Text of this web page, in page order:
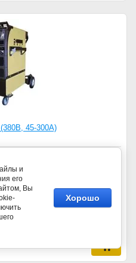
45-300А)
КЕДР
300
и
его
Вы
Хорошо